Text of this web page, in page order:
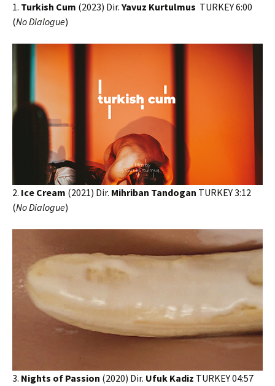
1. Turkish Cum (2023) Dir. Yavuz Kurtulmus TURKEY 6:00
(No Dialogue)
2. Ice Cream (2021) Dir. Mihriban Tandogan TURKEY 3:12
(No Dialogue)
3. Nights of Passion (2020) Dir. Ufuk Kadiz TURKEY 04:57